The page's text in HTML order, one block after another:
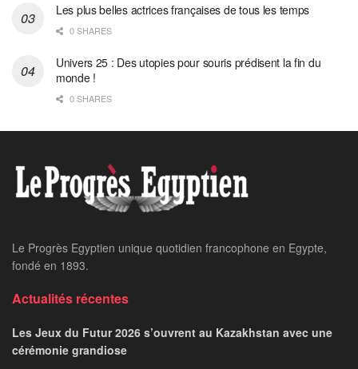
Les plus belles actrices françaises de tous les temps
0 SHARES
Univers 25 : Des utopies pour souris prédisent la fin du
monde !
0 SHARES
Le Progrès Egyptien unique quotidien francophone en Egypte,
fondé en 1893.
Actualités récentes
Les Jeux du Futur 2026 s’ouvrent au Kazakhstan avec une
cérémonie grandiose